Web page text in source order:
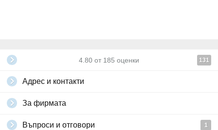
4.80 от 185 оценки 131
Адрес и контакти
За фирмата
Въпроси и отговори 1